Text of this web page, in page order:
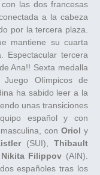
las dos francesas
a la cabeza
por la tercera plaza.
mantiene su cuarta
Espectacular tercera
Ana!! Sexta medalla
Olímpicos de
ha sabido leer a la
unas transiciones
español y con
con Oriol y
(SUI), Thibault
Nikita Filippov (AIN).
españoles tras los